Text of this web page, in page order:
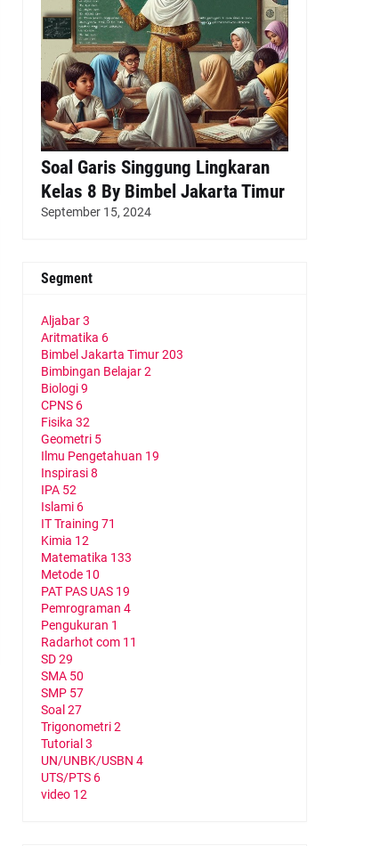
Soal Garis Singgung Lingkaran
Kelas 8 By Bimbel Jakarta Timur
September 15, 2024
Segment
Aljabar3
Aritmatika 6
Bimbel Jakarta Timur203
Bimbingan Belajar2
Biologi9
CPNS 6
Fisika 32
Geometri 5
Ilmu Pengetahuan 19
Inspirasi8
IPA 52
Islami 6
IT Training 71
Kimia 12
Matematika 133
Metode 10
PAT PAS UAS 19
Pemrograman 4
Pengukuran 1
Radarhot com 11
SD29
SMA 50
SMP 57
Soal 27
Trigonometri2
Tutorial 3
UN/UNBK/USBN 4
UTS/PTS 6
video 12